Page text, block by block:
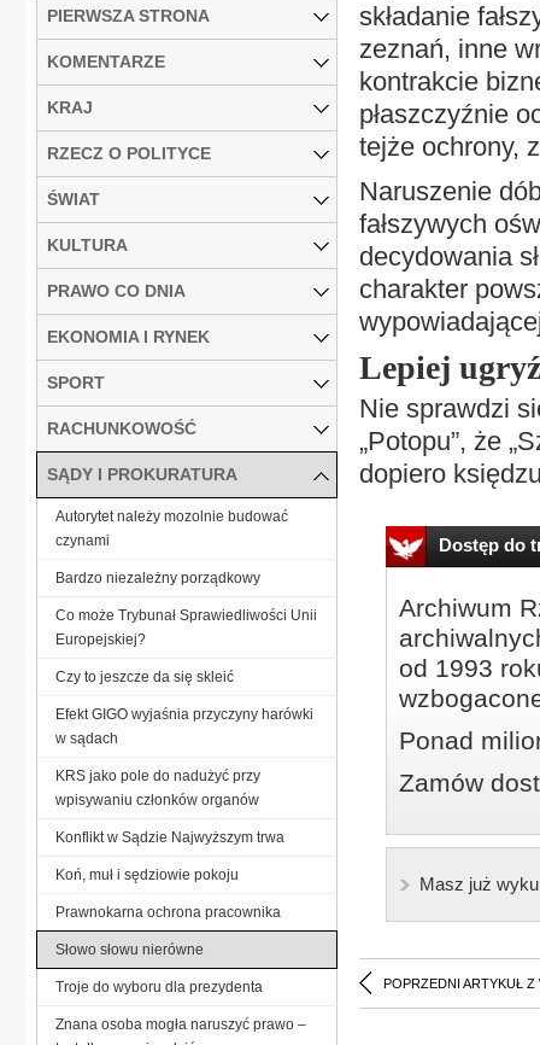
składanie
zeznań, inne
kontrakcie
płaszczyźnie
tejże ochrony,
Naruszenie
fałszywych
decydowania
charakter
Lepiej
Nie sprawdzi
„Potopu”, że
dopiero
Dostęp do
Archiwum
od 1993
Ponad
Zamów
Masz już
POPRZEDNI ARTYKUŁ Z
PIERWSZA STRONA
KOMENTARZE
KRAJ
RZECZ O POLITYCE
ŚWIAT
KULTURA
PRAWO CO DNIA
EKONOMIA I RYNEK
SPORT
RACHUNKOWOŚĆ
SĄDY I PROKURATURA
Autorytet należy mozolnie budować
czynami
Bardzo niezależny porządkowy
Co może Trybunał Sprawiedliwości Unii
Europejskiej?
Czy to jeszcze da się skleić
Efekt GIGO wyjaśnia przyczyny harówki
w sądach
KRS jako pole do nadużyć przy
wpisywaniu członków organów
Konflikt w Sądzie Najwyższym trwa
Koń, muł i sędziowie pokoju
Prawnokarna ochrona pracownika
Słowo słowu nierówne
Troje do wyboru dla prezydenta
Znana osoba mogła naruszyć prawo –